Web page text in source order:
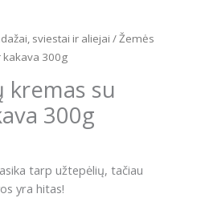
sviestai ir aliejai / Žemės
300g
kremas su
300g
tarp užtepėlių, tačiau
yra hitas!